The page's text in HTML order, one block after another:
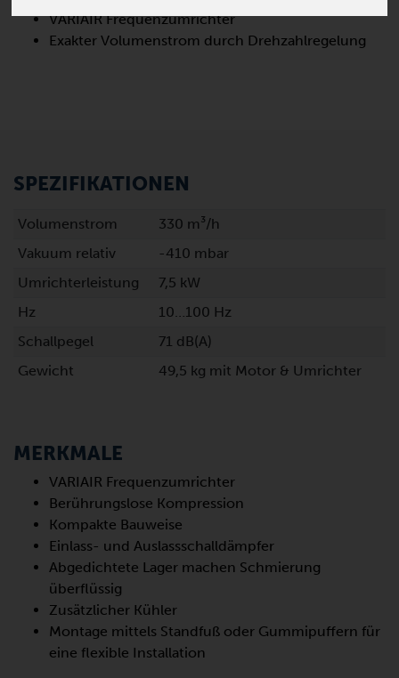
VARIAIR Frequenzumrichter
Exakter Volumenstrom durch Drehzahlregelung
SPEZIFIKATIONEN
Volumenstrom
330 m³/h
Vakuum relativ
-410 mbar
Umrichterleistung
7,5 kW
Hz
10…100 Hz
Schallpegel
71 dB(A)
Gewicht
49,5 kg mit Motor & Umrichter
MERKMALE
VARIAIR Frequenzumrichter
Berührungslose Kompression
Kompakte Bauweise
Einlass- und Auslassschalldämpfer
Abgedichtete Lager machen Schmierung
überflüssig
Zusätzlicher Kühler
Montage mittels Standfuß oder Gummipuffern für
eine flexible Installation